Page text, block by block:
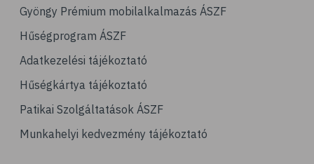
Gyöngy Prémium mobilalkalmazás ÁSZF
Hűségprogram ÁSZF
Adatkezelési tájékoztató
Hűségkártya tájékoztató
Patikai Szolgáltatások ÁSZF
Munkahelyi kedvezmény tájékoztató